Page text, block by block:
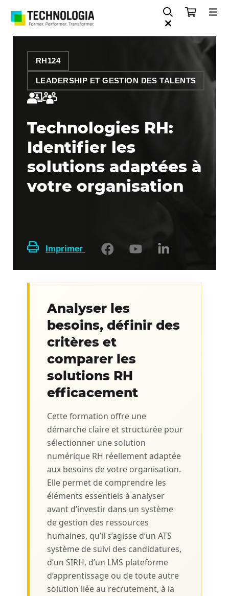
RH124
LEADERSHIP ET GESTION DES TALENTS
Technologies RH:
Identifier les
solutions adaptées à
votre organisation
Imprimer
Analyser les
besoins, définir des
critères et
comparer les
solutions RH
efficacement
Cette formation offre une
démarche claire et structurée pour
sélectionner une solution
numérique RH réellement adaptée
aux besoins de votre organisation.
Elle permet de comprendre les
éléments essentiels à analyser
avant d’investir dans un système
de gestion des ressources
humaines, qu’il s’agisse d’un ATS
système de suivi des candidatures,
d’un SIRH, d’un LMS plateforme
d’apprentissage ou de toute autre
solution liée au recrutement, à la